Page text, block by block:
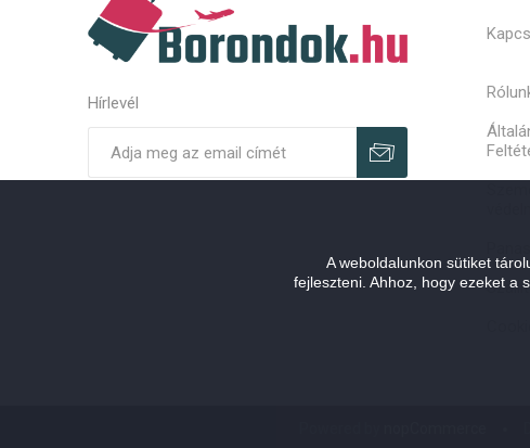
Hírlevél
A weboldalunkon sütiket
fejleszteni. Ahhoz, hogy ezeket a